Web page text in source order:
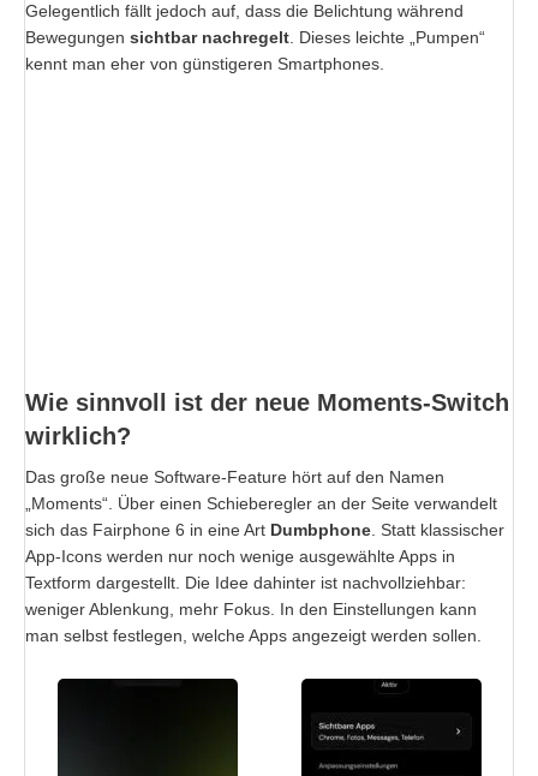
Gelegentlich fällt jedoch auf, dass die Belichtung während
Bewegungen sichtbar nachregelt. Dieses leichte „Pumpen“
kennt man eher von günstigeren Smartphones.
Wie sinnvoll ist der neue Moments-Switch
wirklich?
Das große neue Software-Feature hört auf den Namen
„Moments“. Über einen Schieberegler an der Seite verwandelt
sich das Fairphone 6 in eine Art Dumbphone . Statt klassischer
App-Icons werden nur noch wenige ausgewählte Apps in
Textform dargestellt. Die Idee dahinter ist nachvollziehbar:
weniger Ablenkung, mehr Fokus. In den Einstellungen kann
man selbst festlegen, welche Apps angezeigt werden sollen.